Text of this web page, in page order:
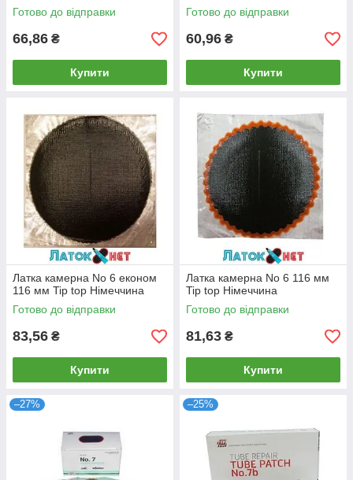
Готово до відправки
66,86 ₴
Купити
Готово до відправки
60,96 ₴
Купити
Латка камерна No 6 економ
116 мм Tip top Німеччина
Готово до відправки
83,56 ₴
Купити
Латка камерна No 6 116 мм
Tip top Німеччина
Готово до відправки
81,63 ₴
Купити
–27% –25%